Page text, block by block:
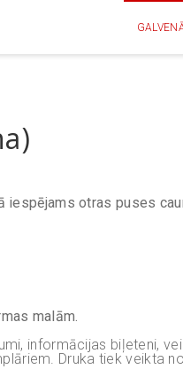
iespējams otras puses
malām.
informācijas biļeteni,
Druka tiek veikta